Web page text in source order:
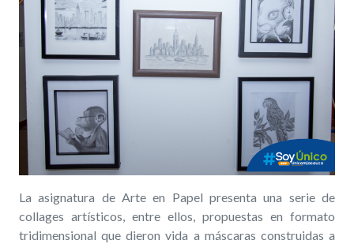
La asignatura de Arte en Papel presenta una serie de
collages artísticos, entre ellos, propuestas en formato
tridimensional que dieron vida a máscaras construidas a